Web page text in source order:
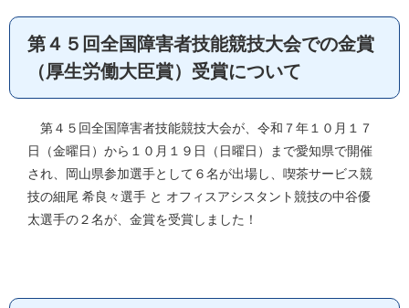
第４５回全国障害者技能競技大会での金賞
（厚生労働大臣賞）受賞について
第４５回全国障害者技能競技大会が、令和７年１０月１７
日（金曜日）から１０月１９日（日曜日）まで愛知県で開催
され、岡山県参加選手として６名が出場し、喫茶サービス競
技の細尾 希良々選手 と オフィスアシスタント競技の中谷優
太選手の２名が、金賞を受賞しました！